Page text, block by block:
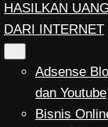
HASILKAN
DARI INTERNET
Adsense
dan Youtube
Bisnis